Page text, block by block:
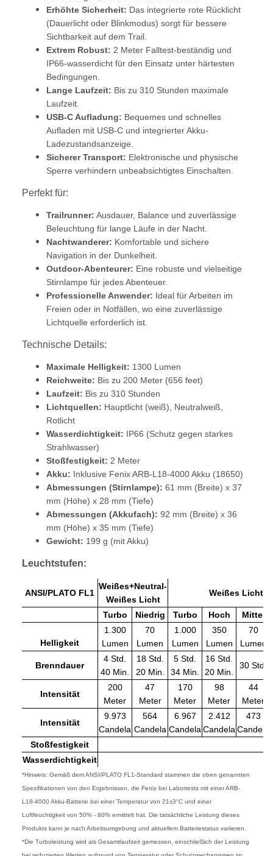
Erhöhte Sicherheit: Das integrierte rote Rücklicht
(Dauerlicht oder Blinkmodus) sorgt für bessere
Sichtbarkeit auf dem Trail.
Extrem Robust: 2 Meter Falltest-beständig und
IP66-wasserdicht für den Einsatz unter härtesten
Bedingungen.
Lange Laufzeit: Bis zu 310 Stunden maximale
Laufzeit.
USB-C Aufladung: Bequemes und schnelles
Aufladen mit USB-C und integrierter Akku-
Ladezustandsanzeige.
Sicherer Transport: Elektronische und physische
Sperre verhindern unbeabsichtigtes Einschalten.
Perfekt für:
Trailrunner: Ausdauer, Balance und zuverlässige
Beleuchtung für lange Läufe in der Nacht.
Nachtwanderer: Komfortable und sichere
Navigation in der Dunkelheit.
Outdoor-Abenteurer: Eine robuste und vielseitige
Stirnlampe für jedes Abenteuer.
Professionelle Anwender: Ideal für Arbeiten im
Freien oder in Notfällen, wo eine zuverlässige
Lichtquelle erforderlich ist.
Technische Details:
Maximale Helligkeit: 1300 Lumen
Reichweite: Bis zu 200 Meter (656 feet)
Laufzeit: Bis zu 310 Stunden
Lichtquellen: Hauptlicht (weiß), Neutralweiß,
Rotlicht
Wasserdichtigkeit: IP66 (Schutz gegen starkes
Strahlwasser)
Stoßfestigkeit: 2 Meter
Akku: Inklusive Fenix ARB-L18-4000 Akku (18650)
Abmessungen (Stirnlampe): 61 mm (Breite) x 37
mm (Höhe) x 28 mm (Tiefe)
Abmessungen (Akkufach): 92 mm (Breite) x 36
mm (Höhe) x 35 mm (Tiefe)
Gewicht: 199 g (mit Akku)
Leuchtstufen:
ANSI/PLATO FL1
Weißes+Neutral-
Weißes Licht
Weißes Licht
Turbo Niedrig Turbo Hoch Mittel
Helligkeit
1.300
Lumen
70
Lumen
1.000
Lumen
350
Lumen
70
Lumen
Brenndauer
4 Std.
40 Min.
18 Std.
20 Min.
5 Std.
34 Min.
16 Std.
20 Min.
30 Std.
Intensität
200
Meter
47
Meter
170
Meter
98
Meter
44
Meter
Intensität
9.973
Candela
564
Candela
6.967
Candela
2.412
Candela
473
Candela
Stoßfestigkeit
Wasserdichtigkeit
*Hinweis: Gemäß dem ANSI/PLATO FL1-Standard stammen die oben genannten
Spezifikationen von den Ergebnissen, die Fenix bei Labortests mit einer ARB-
L18-4000 Akku-Batterie bei einer Temperatur von 21±3°C und einer
Luftfeuchtigkeit von 50% - 80% ermittelt hat. Die tatsächliche Leistung dieses
Produkts kann je nach Arbeitsumgebung und aktuellem Batteriestatus variieren.
*Die Turboleistung wird als Gesamtlaufzeit gemessen, einschließlich der Leistung